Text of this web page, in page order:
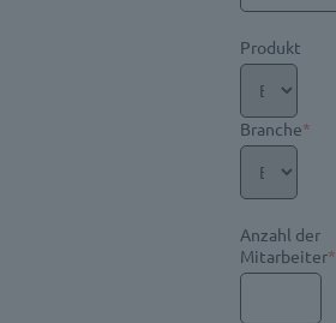
Produkt
Branche*
Anzahl der
Mitarbeiter*